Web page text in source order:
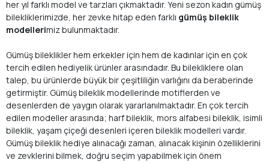
her yıl farklı model ve tarzları çıkmaktadır. Yeni sezon kadın gümüş
bilekliklerimizde, her zevke hitap eden farklı gümüş bileklik
modellerimiz bulunmaktadır.
Gümüş bileklikler hem erkekler için hem de kadınlar için en çok
tercih edilen hediyelik ürünler arasındadır. Bu bilekliklere olan
talep, bu ürünlerde büyük bir çeşitliliğin varlığını da beraberinde
getirmiştir. Gümüş bileklik modellerinde motiflerden ve
desenlerden de yaygın olarak yararlanılmaktadır. En çok tercih
edilen modeller arasında; harf bileklik, mors alfabesi bileklik, isimli
bileklik, yaşam çiçeği desenleri içeren bileklik modelleri vardır.
Gümüş bileklik hediye alınacağı zaman, alınacak kişinin özelliklerini
ve zevklerini bilmek, doğru seçim yapabilmek için önem